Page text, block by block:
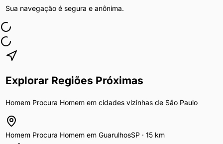
Sua navegação é segura e anônima.
Explorar Regiões Próximas
Homem Procura Homemem cidades vizinhas de São Paulo
Homem Procura Homemem GuarulhosSP· 15km